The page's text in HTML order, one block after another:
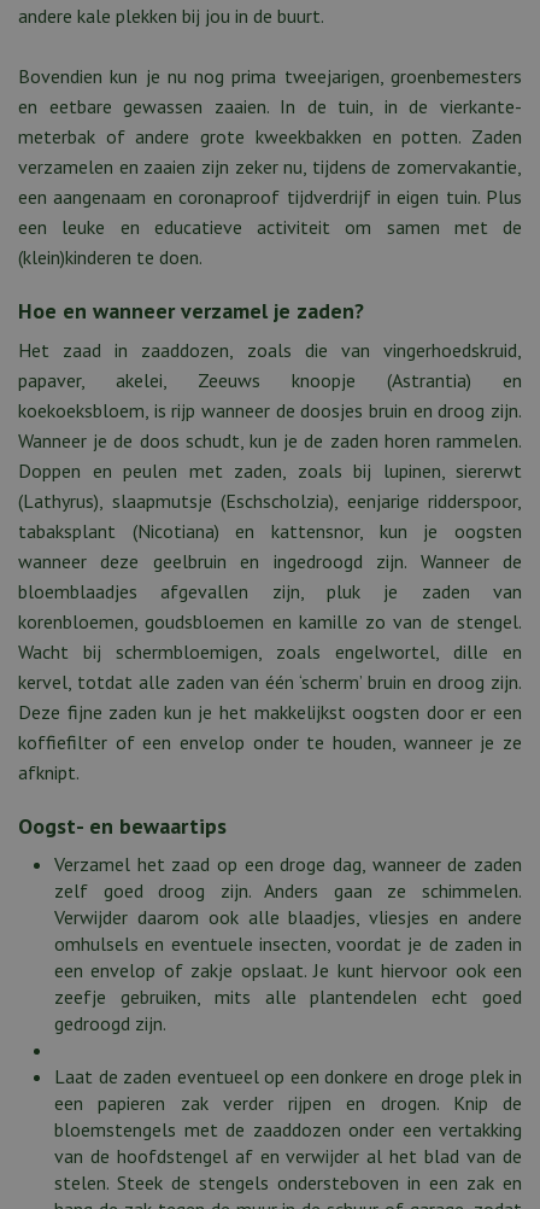
andere kale plekken bij jou in de buurt.
Bovendien kun je nu nog prima tweejarigen, groenbemesters
en eetbare gewassen zaaien. In de tuin, in de vierkante-
meterbak of andere grote kweekbakken en potten. Zaden
verzamelen en zaaien zijn zeker nu, tijdens de zomervakantie,
een aangenaam en coronaproof tijdverdrijf in eigen tuin. Plus
een leuke en educatieve activiteit om samen met de
(klein)kinderen te doen.
Hoe en wanneer verzamel je zaden?
Het zaad in zaaddozen, zoals die van vingerhoedskruid,
papaver, akelei, Zeeuws knoopje (Astrantia) en
koekoeksbloem, is rijp wanneer de doosjes bruin en droog zijn.
Wanneer je de doos schudt, kun je de zaden horen rammelen.
Doppen en peulen met zaden, zoals bij lupinen, siererwt
(Lathyrus), slaapmutsje (Eschscholzia), eenjarige ridderspoor,
tabaksplant (Nicotiana) en kattensnor, kun je oogsten
wanneer deze geelbruin en ingedroogd zijn. Wanneer de
bloemblaadjes afgevallen zijn, pluk je zaden van
korenbloemen, goudsbloemen en kamille zo van de stengel.
Wacht bij schermbloemigen, zoals engelwortel, dille en
kervel, totdat alle zaden van één ‘scherm’ bruin en droog zijn.
Deze fijne zaden kun je het makkelijkst oogsten door er een
koffiefilter of een envelop onder te houden, wanneer je ze
afknipt.
Oogst- en bewaartips
Verzamel het zaad op een droge dag, wanneer de zaden
zelf goed droog zijn. Anders gaan ze schimmelen.
Verwijder daarom ook alle blaadjes, vliesjes en andere
omhulsels en eventuele insecten, voordat je de zaden in
een envelop of zakje opslaat. Je kunt hiervoor ook een
zeefje gebruiken, mits alle plantendelen echt goed
gedroogd zijn.
Laat de zaden eventueel op een donkere en droge plek in
een papieren zak verder rijpen en drogen. Knip de
bloemstengels met de zaaddozen onder een vertakking
van de hoofdstengel af en verwijder al het blad van de
stelen. Steek de stengels ondersteboven in een zak en